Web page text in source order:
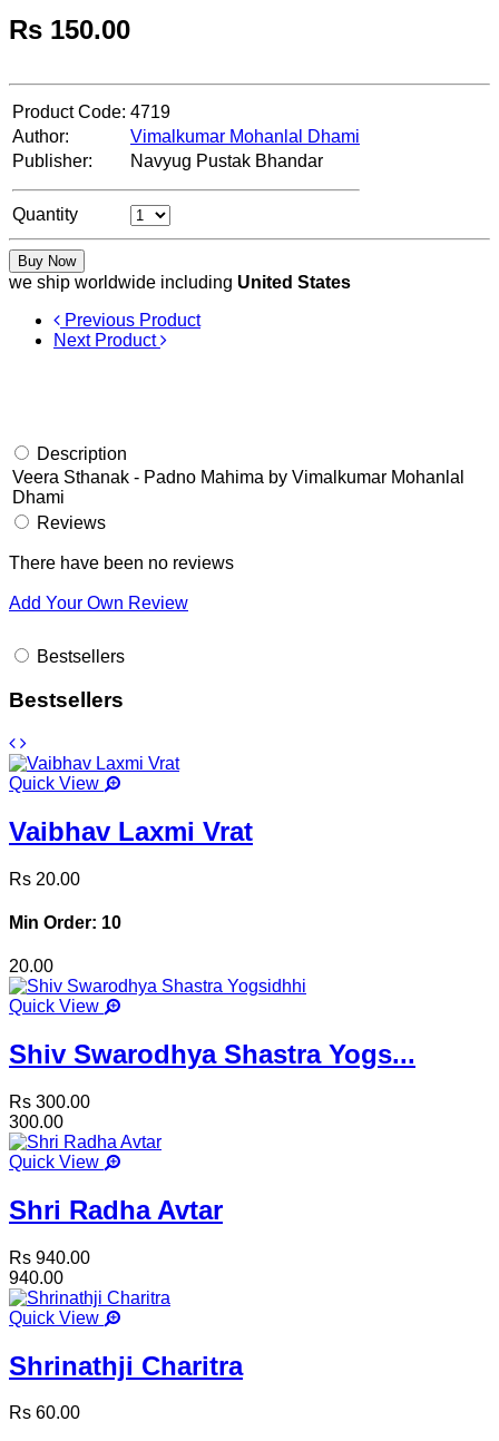
Rs 150.00
Product Code: 4719
Author:
Vimalkumar Mohanlal Dhami
Publisher:
Navyug Pustak Bhandar
Quantity
Buy Now
we ship worldwide including United States
Previous Product
Next Product
Description
Veera Sthanak - Padno Mahima by Vimalkumar Mohanlal
Dhami
Reviews
There have been no reviews
Add Your Own Review
Bestsellers
Bestsellers
Quick View
Vaibhav Laxmi Vrat
Rs 20.00
Min Order: 10
20.00
Quick View
Shiv Swarodhya Shastra Yogs...
Rs 300.00
300.00
Quick View
Shri Radha Avtar
Rs 940.00
940.00
Quick View
Shrinathji Charitra
Rs 60.00